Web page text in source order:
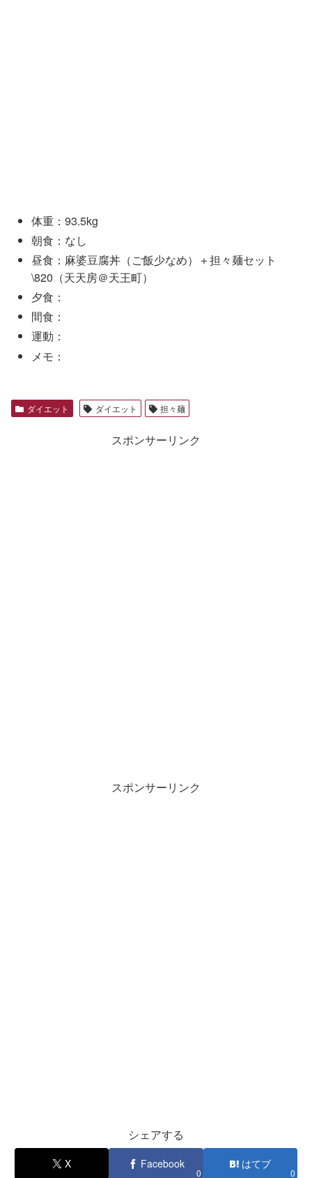
体重：93.5kg
朝食：なし
昼食：麻婆豆腐丼（ご飯少なめ）＋担々麺セット
\820（天天房＠天王町）
夕食：
間食：
運動：
メモ：
ダイエット ダイエット 担々麺
スポンサーリンク
スポンサーリンク
シェアする
X Facebook
0
はてブ
0